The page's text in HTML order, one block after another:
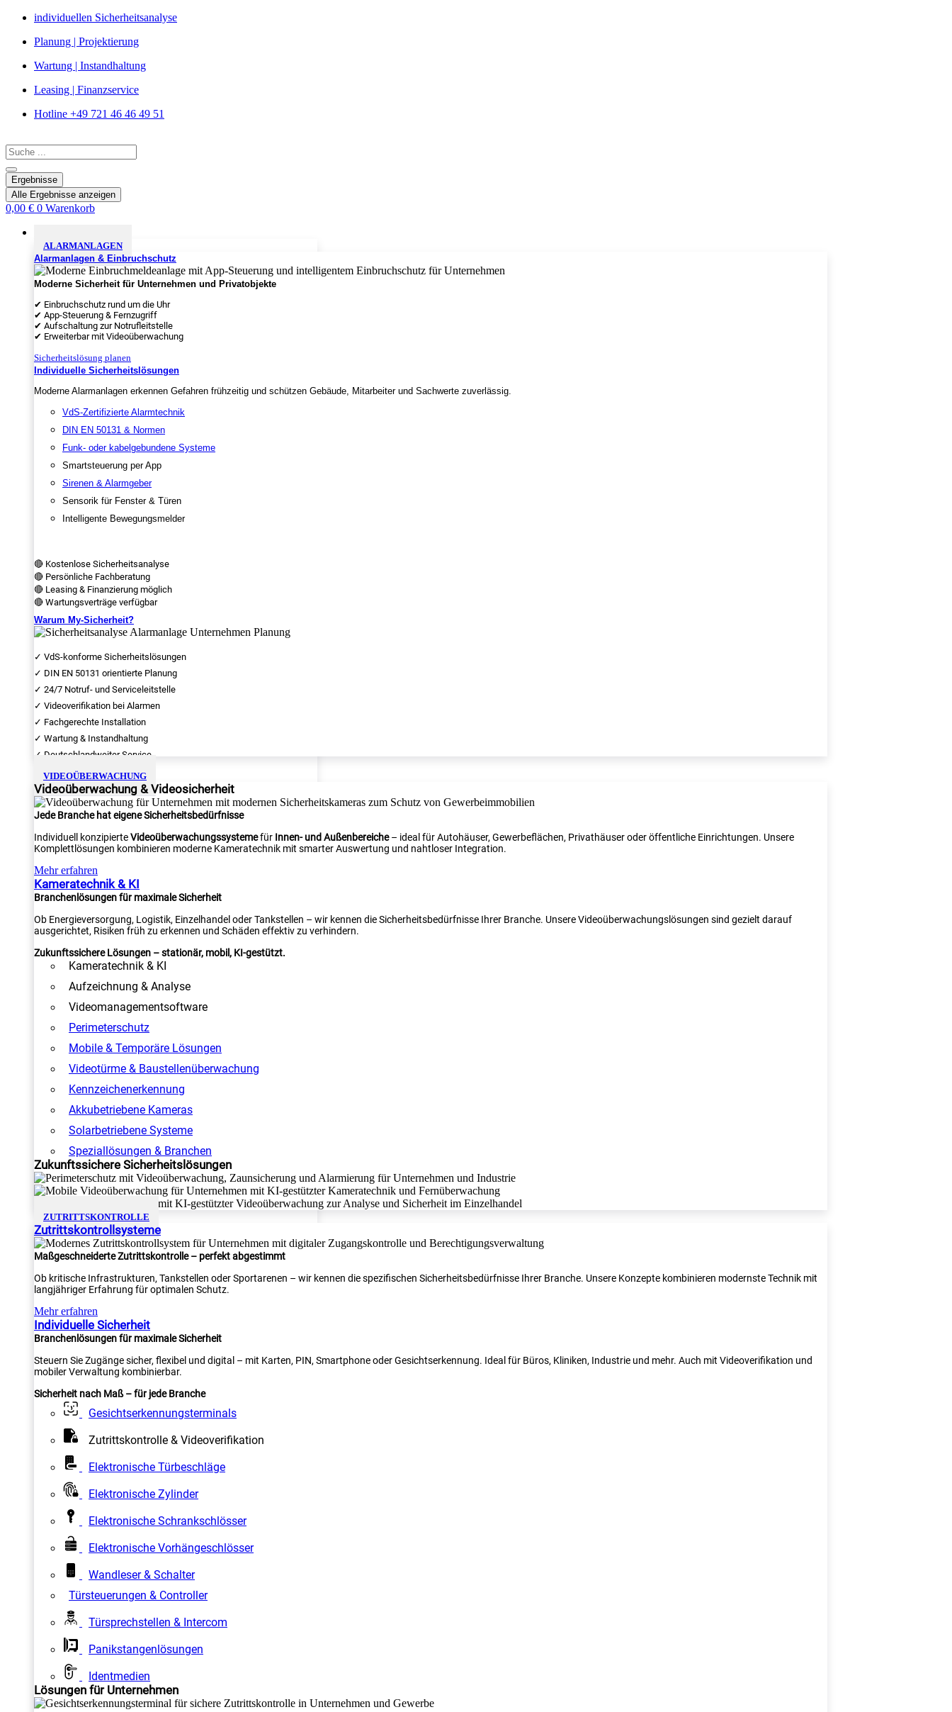
Zum
springen
individuellen Sicherheitsanalyse
Planung | Projektierung
Wartung | Instandhaltung
Leasing | Finanzservice
Hotline +49 721 46 46 49 51
Search
...
Ergebnisse
Alle Ergebnisse anzeigen
0,00 € 0 Warenkorb
ALARMANLAGEN
Alarmanlagen & Einbruchschutz
Moderne Sicherheit für Unternehmen und Privatobjekte
✔ Einbruchschutz rund um die Uhr
✔ App-Steuerung & Fernzugriff
✔ Aufschaltung zur Notrufleitstelle
✔ Erweiterbar mit Videoüberwachung
Sicherheitslösung planen
Individuelle Sicherheitslösungen
Moderne Alarmanlagen erkennen Gefahren frühzeitig und schützen Gebäude, Mitarbeiter und Sachwerte zuverlässig.
VdS-Zertifizierte Alarmtechnik
DIN EN 50131 & Normen
Funk- oder kabelgebundene Systeme
Smartsteuerung per App
Sirenen & Alarmgeber
Sensorik für Fenster & Türen
Intelligente Bewegungsmelder
🔴 Kostenlose Sicherheitsanalyse
🔴 Persönliche Fachberatung
🔴 Leasing & Finanzierung möglich
🔴 Wartungsverträge verfügbar
Warum My-Sicherheit?
✓ VdS-konforme Sicherheitslösungen
✓ DIN EN 50131 orientierte Planung
✓ 24/7 Notruf- und Serviceleitstelle
✓ Videoverifikation bei Alarmen
✓ Fachgerechte Installation
✓ Wartung & Instandhaltung
✓ Deutschlandweiter Service
VIDEOÜBERWACHUNG
Videoüberwachung & Videosicherheit
Jede Branche hat eigene Sicherheitsbedürfnisse
Individuell konzipierteVideoüberwachungssystemefür Innen- und Außenbereiche– ideal für Autohäuser, Gewerbeflächen, Privathäuser oder öffentliche Einrichtungen. Unsere
Komplettlösungen kombinieren moderne Kameratechnik mit smarter Auswertung und nahtloser Integration.
Mehr erfahren
Kameratechnik & KI
Branchenlösungen für maximale Sicherheit
Ob Energieversorgung, Logistik, Einzelhandel oder Tankstellen – wir kennen die Sicherheitsbedürfnisse Ihrer Branche. Unsere Videoüberwachungslösungen sind gezielt darauf
ausgerichtet, Risiken früh zu erkennen und Schäden effektiv zu verhindern.
Zukunftssichere Lösungen – stationär, mobil, KI-gestützt.
Kameratechnik & KI
Aufzeichnung & Analyse
Videomanagementsoftware
Perimeterschutz
Mobile & Temporäre Lösungen
Videotürme & Baustellenüberwachung
Kennzeichenerkennung
Akkubetriebene Kameras
Solarbetriebene Systeme
Speziallösungen & Branchen
Zukunftssichere Sicherheitslösungen
ZUTRITTSKONTROLLE
Zutrittskontrollsysteme
Maßgeschneiderte Zutrittskontrolle – perfekt abgestimmt
Ob kritische Infrastrukturen, Tankstellen oder Sportarenen – wir kennen die spezifischen Sicherheitsbedürfnisse Ihrer Branche. Unsere Konzepte kombinieren modernste Technik mit
langjähriger Erfahrung für optimalen Schutz.
Mehr erfahren
Individuelle Sicherheit
Branchenlösungen für maximale Sicherheit
Steuern Sie Zugänge sicher, flexibel und digital – mit Karten, PIN, Smartphone oder Gesichtserkennung. Ideal für Büros, Kliniken, Industrie und mehr. Auch mit Videoverifikation und
mobiler Verwaltung kombinierbar.
Sicherheit nach Maß – für jede Branche
Gesichtserkennungsterminals
Zutrittskontrolle & Videoverifikation
Elektronische Türbeschläge
Elektronische Zylinder
Elektronische Schrankschlösser
Elektronische Vorhängeschlösser
Wandleser & Schalter
Türsteuerungen & Controller
Türsprechstellen & Intercom
Panikstangenlösungen
Identmedien
Lösungen für Unternehmen